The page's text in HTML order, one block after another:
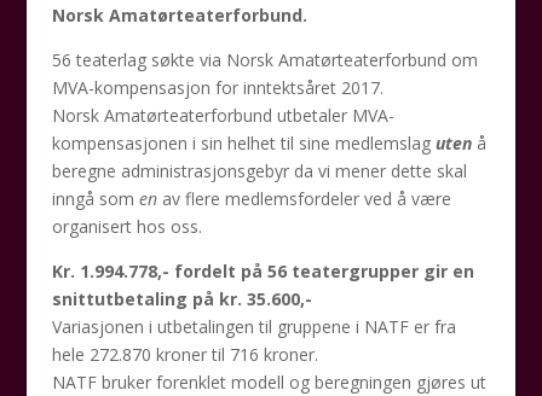
Norsk Amatørteaterforbund.
56 teaterlag søkte via Norsk Amatørteaterforbund om
MVA-kompensasjon for inntektsåret 2017.
Norsk Amatørteaterforbund utbetaler MVA-
kompensasjonen i sin helhet til sine medlemslag utenå
beregne administrasjonsgebyr da vi mener dette skal
inngå som enav flere medlemsfordeler ved å være
organisert hos oss.
Kr. 1.994.778,- fordelt på 56 teatergrupper gir en
snittutbetaling på kr. 35.600,-
Variasjonen i utbetalingen til gruppene i NATF er fra
hele 272.870 kroner til 716 kroner.
NATF bruker forenklet modell og beregningen gjøres ut